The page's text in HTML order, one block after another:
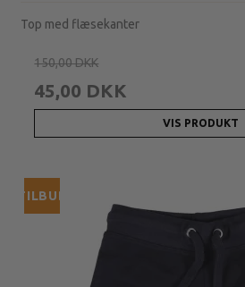
Top med flæsekanter
150,00 DKK
45,00 DKK
VIS PRODUKT
TILBUD